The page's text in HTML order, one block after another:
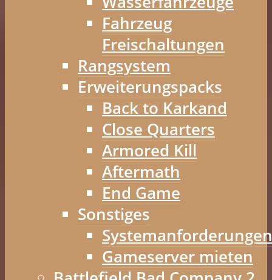
Fahrzeug
Freischaltungen
Rangsystem
Erweiterungspacks
Back to Karkand
Close Quarters
Armored Kill
Aftermath
End Game
Sonstiges
Systemanforderungen
Gameserver mieten